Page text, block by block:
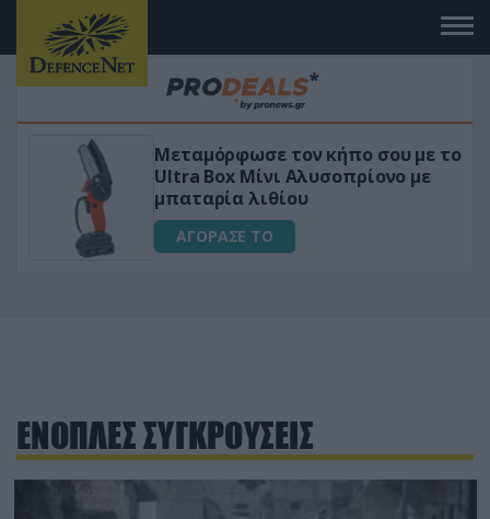
«Μαγική» φόρμουλα τριβόλι + VIP
για αύξηση της λίμπιντο
ΑΓΟΡΑΣΕ ΤΟ
ΕΝΟΠΛΕΣ ΣΥΓΚΡΟΥΣΕΙΣ